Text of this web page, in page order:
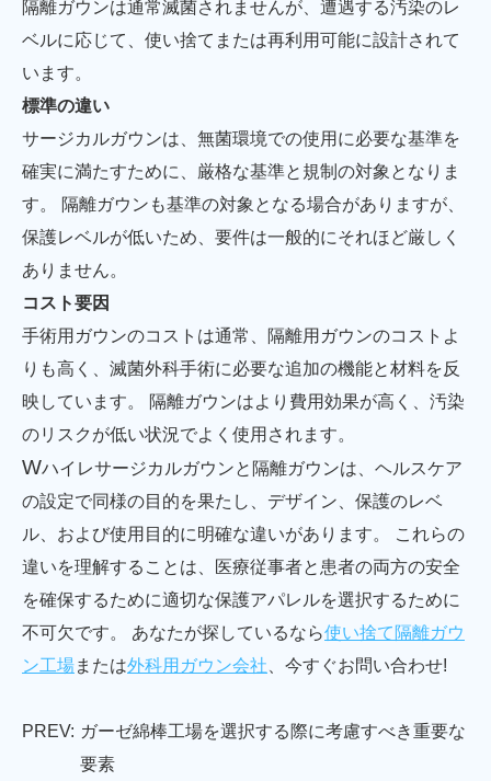
隔離ガウンは通常滅菌されませんが、遭遇する汚染のレ
ベルに応じて、使い捨てまたは再利用可能に設計されて
います。
標準の違い
サージカルガウンは、無菌環境での使用に必要な基準を
確実に満たすために、厳格な基準と規制の対象となりま
す。 隔離ガウンも基準の対象となる場合がありますが、
保護レベルが低いため、要件は一般的にそれほど厳しく
ありません。
コスト要因
手術用ガウンのコストは通常、隔離用ガウンのコストよ
りも高く、滅菌外科手術に必要な追加の機能と材料を反
映しています。 隔離ガウンはより費用効果が高く、汚染
のリスクが低い状況でよく使用されます。
Wハイレサージカルガウンと隔離ガウンは、ヘルスケア
の設定で同様の目的を果たし、デザイン、保護のレベ
ル、および使用目的に明確な違いがあります。 これらの
違いを理解することは、医療従事者と患者の両方の安全
を確保するために適切な保護アパレルを選択するために
不可欠です。 あなたが探しているなら使い捨て隔離ガウ
ン工場または外科用ガウン会社 、今すぐお問い合わせ!
PREV: ガーゼ綿棒工場を選択する際に考慮すべき重要な
要素